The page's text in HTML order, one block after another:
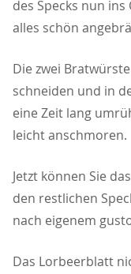
des Specks nun
alles schön
Die zwei
schneiden und in
eine Zeit lang
leicht anschmoren.
Jetzt können Sie
den restlichen
nach eigenem
Das Lorbeerblatt